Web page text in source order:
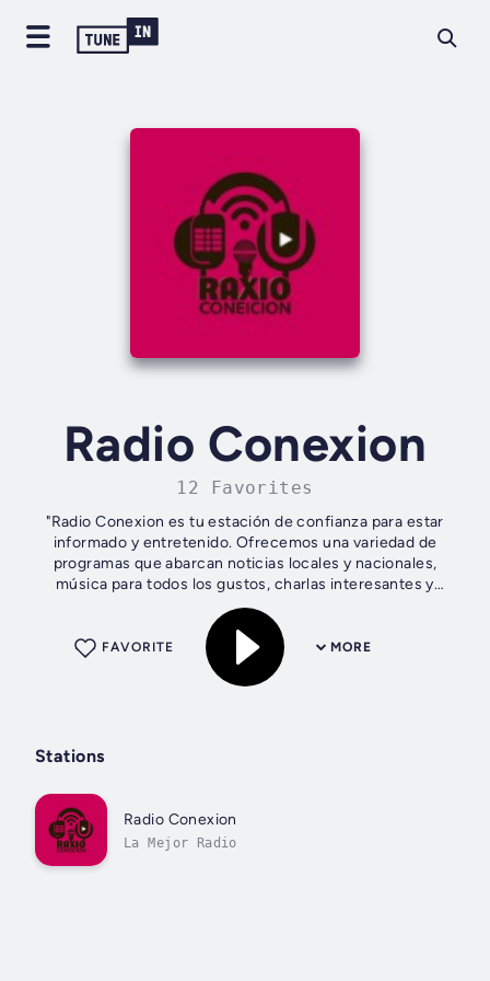
Radio Conexion
12 Favorites
"Radio Conexion es tu estación de confianza para estar
informado y entretenido. Ofrecemos una variedad de
programas que abarcan noticias locales y nacionales,
música para todos los gustos, charlas interesantes y
debates en vivo. Nuestra programación...
MORE
FAVORITE
Stations
Radio Conexion
La Mejor Radio